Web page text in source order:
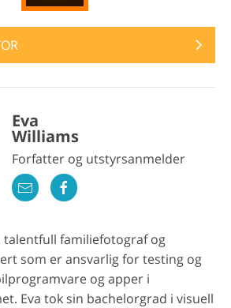
Eva
Williams
Forfatter og utstyrsanmelder
talentfull familiefotograf og
som er ansvarlig for testing og
og apper i
Eva tok sin bachelorgrad i visuell